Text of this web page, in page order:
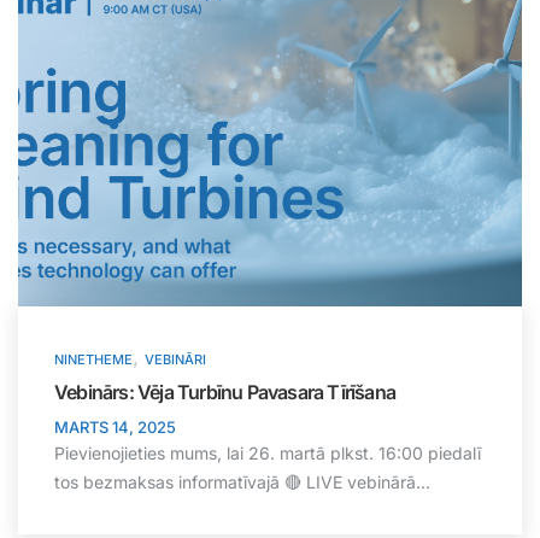
NINETHEME , VEBINĀRI
Vebinārs: Vēja Turbīnu Pavasara Tīrīšana
MARTS 14, 2025
Pievienojieties mums, lai 26. martā plkst. 16:00 piedalī
tos bezmaksas informatīvajā 🔴 LIVE vebinārā...